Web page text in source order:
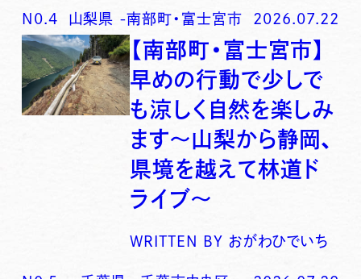
N0.4 山梨県 -南部町・富士宮市 2026.07.22
【南部町・富士宮市】
早めの行動で少しで
も涼しく自然を楽しみ
ます〜山梨から静岡、
県境を越えて林道ド
ライブ〜
WRITTEN BY おがわひでいち